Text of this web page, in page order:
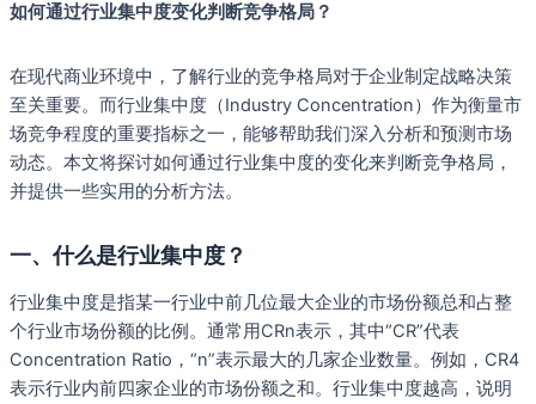
如何通过行业集中度变化判断竞争格局？
在现代商业环境中，了解行业的竞争格局对于企业制定战略决策
至关重要。而行业集中度（Industry Concentration）作为衡量市
场竞争程度的重要指标之一，能够帮助我们深入分析和预测市场
动态。本文将探讨如何通过行业集中度的变化来判断竞争格局，
并提供一些实用的分析方法。
一、什么是行业集中度？
行业集中度是指某一行业中前几位最大企业的市场份额总和占整
个行业市场份额的比例。通常用CRn表示，其中“CR”代表
Concentration Ratio，“n”表示最大的几家企业数量。例如，CR4
表示行业内前四家企业的市场份额之和。行业集中度越高，说明